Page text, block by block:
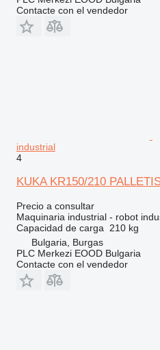
Contacte con el vendedor
industrial
4
KUKA KR150/210
Precio a consultar
Maquinaria industrial - robot
Capacidad de carga
210 kg
Bulgaria, Burgas
PLC Merkezi EOOD Bulgaria
Contacte con el vendedor